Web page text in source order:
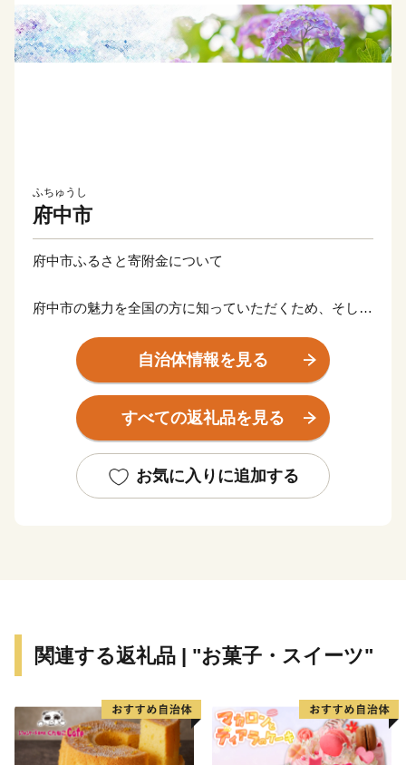
ふちゅうし
府中市
府中市ふるさと寄附金について
府中市の魅力を全国の方に知っていただくため、そして
5千円以上のご寄附をいただいた方にはお礼の品をお贈
りさせていただきます。
【ご注意】
・お礼の品写真はイメージです。
自治体情報を見る
すべての返礼品を見る
お気に入りに追加する
関連する返礼品 | "お菓子・スイーツ"